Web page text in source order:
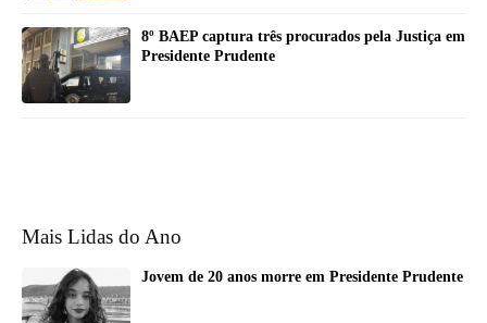
8º BAEP captura três procurados pela Justiça em
Presidente Prudente
Mais Lidas do Ano
Jovem de 20 anos morre em Presidente Prudente